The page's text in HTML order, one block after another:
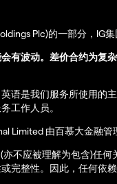
Plc)的一部分，IG
有波动。差价合约为
语是我们服务所使用的
工作人员。
Limited 由百慕大金融管
不应被理解为包含)任
完整性。因此，任何依